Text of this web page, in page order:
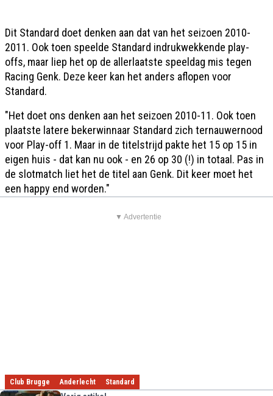
Dit Standard doet denken aan dat van het seizoen 2010-
2011. Ook toen speelde Standard indrukwekkende play-
offs, maar liep het op de allerlaatste speeldag mis tegen
Racing Genk. Deze keer kan het anders aflopen voor
Standard.
"Het doet ons denken aan het seizoen 2010-11. Ook toen
plaatste latere bekerwinnaar Standard zich ternauwernood
voor Play-off 1. Maar in de titelstrijd pakte het 15 op 15 in
eigen huis - dat kan nu ook - en 26 op 30 (!) in totaal. Pas in
de slotmatch liet het de titel aan Genk. Dit keer moet het
een happy end worden."
▼ Advertentie
Club Brugge Anderlecht Standard